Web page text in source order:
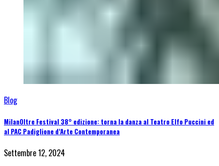
Blog
MilanOltre Festival 38° edizione: torna la danza al Teatro Elfo Puccini ed
al PAC Padiglione d’Arte Contemporanea
Settembre 12, 2024